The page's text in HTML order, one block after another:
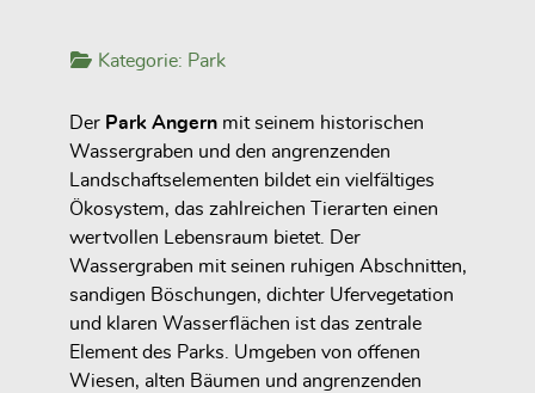
Kategorie: Park
Der Park Angern mit seinem historischen
Wassergraben und den angrenzenden
Landschaftselementen bildet ein vielfältiges
Ökosystem, das zahlreichen Tierarten einen
wertvollen Lebensraum bietet. Der
Wassergraben mit seinen ruhigen Abschnitten,
sandigen Böschungen, dichter Ufervegetation
und klaren Wasserflächen ist das zentrale
Element des Parks. Umgeben von offenen
Wiesen, alten Bäumen und angrenzenden